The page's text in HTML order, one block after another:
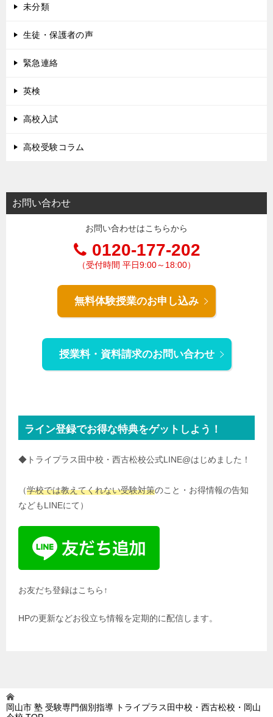
未分類
生徒・保護者の声
緊急連絡
英検
高校入試
高校受験コラム
お問い合わせ
お問い合わせはこちらから
0120-177-202
（受付時間 平日9:00～18:00）
無料体験授業のお申し込み
授業料・資料請求のお問い合わせ
ライン登録でお得な特典をゲットしよう！
◆トライプラス田中校・西古松校公式LINE@はじめました！
（学校では教えてくれない受験対策のこと・お得情報の告知
などもLINEにて）
お友だち登録はこちら↑
HPの更新などお役立ち情報を定期的に配信します。
岡山市 塾 受験専門個別指導 トライプラス田中校・西古松校・岡山